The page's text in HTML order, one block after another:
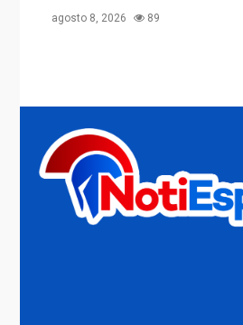
agosto 8, 2026 89